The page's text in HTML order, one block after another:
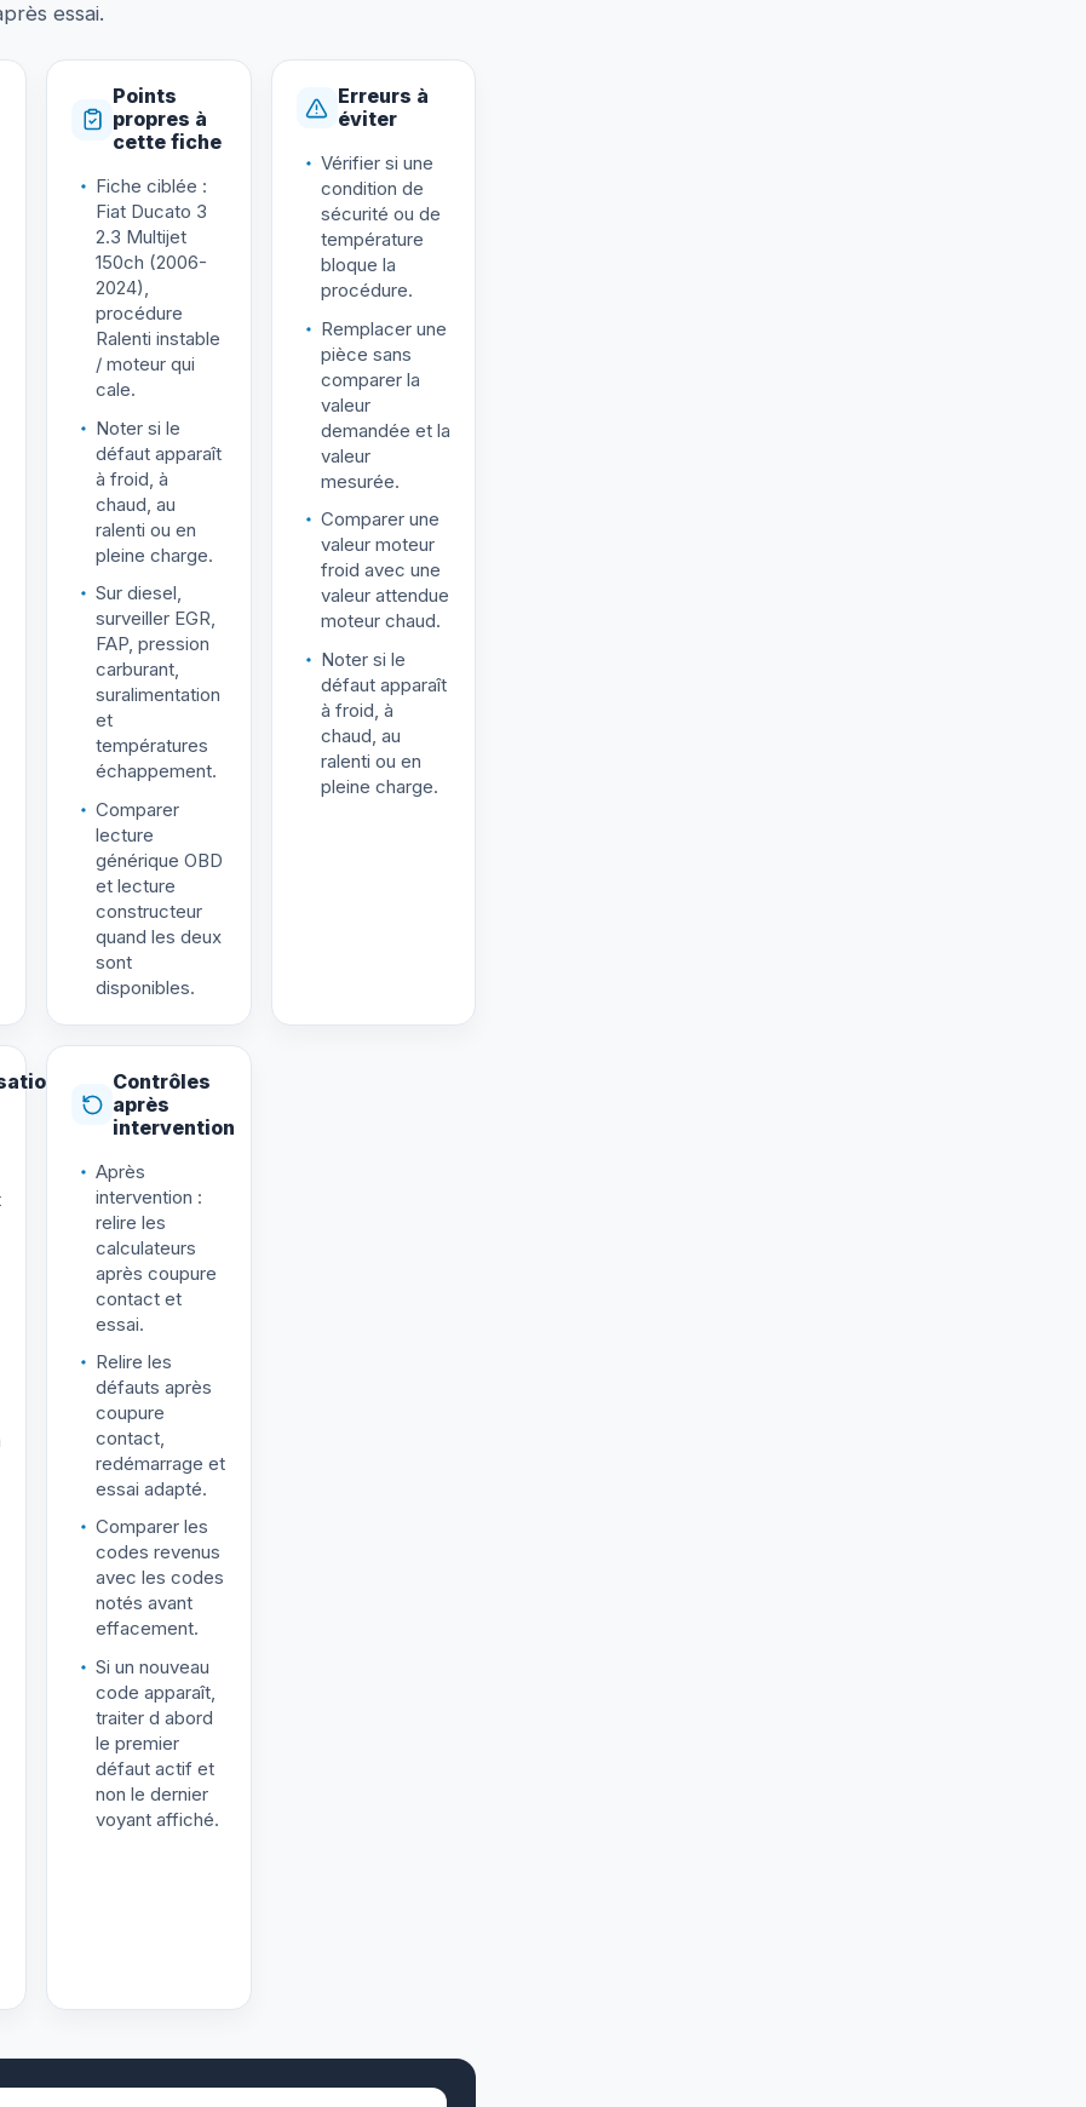
essai.
Points
propres à
cette fiche
Fiche ciblée :
Fiat Ducato 3
2.3 Multijet
150ch (2006-
2024),
procédure
Ralenti instable
/ moteur qui
cale.
Noter si le
défaut apparaît
à froid, à
chaud, au
ralenti ou en
pleine charge.
Sur diesel,
surveiller EGR,
FAP, pression
carburant,
suralimentation
et
températures
échappement.
Comparer
lecture
générique OBD
et lecture
constructeur
quand les deux
sont
disponibles.
Erreurs à
éviter
Vérifier si une
condition de
sécurité ou de
température
bloque la
procédure.
Remplacer une
pièce sans
comparer la
valeur
demandée et la
valeur
mesurée.
Comparer une
valeur moteur
froid avec une
valeur attendue
moteur chaud.
Noter si le
défaut apparaît
à froid, à
chaud, au
ralenti ou en
pleine charge.
Contrôles
après
intervention
Après
intervention :
relire les
calculateurs
après coupure
contact et
essai.
Relire les
défauts après
coupure
contact,
redémarrage et
essai adapté.
Comparer les
codes revenus
avec les codes
notés avant
effacement.
Si un nouveau
code apparaît,
traiter d abord
le premier
défaut actif et
non le dernier
voyant affiché.